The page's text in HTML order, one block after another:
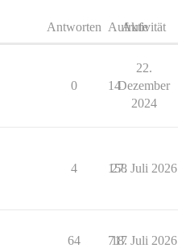
Antworten Aufrufe
Aktivität
0 14
22.
Dezember
2024
4 158
27. Juli 2026
64 717
18. Juli 2026